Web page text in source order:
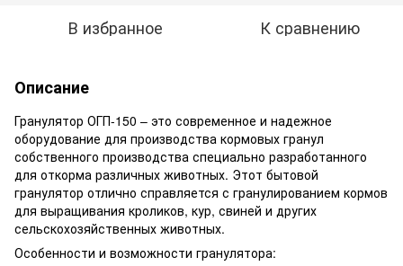
В избранное К сравнению
Описание
Гранулятор ОГП-150 – это современное и надежное
оборудование для производства кормовых гранул
собственного производства специально разработанного
для откорма различных животных. Этот бытовой
гранулятор отлично справляется с гранулированием кормов
для выращивания кроликов, кур, свиней и других
сельскохозяйственных животных.
Особенности и возможности гранулятора: